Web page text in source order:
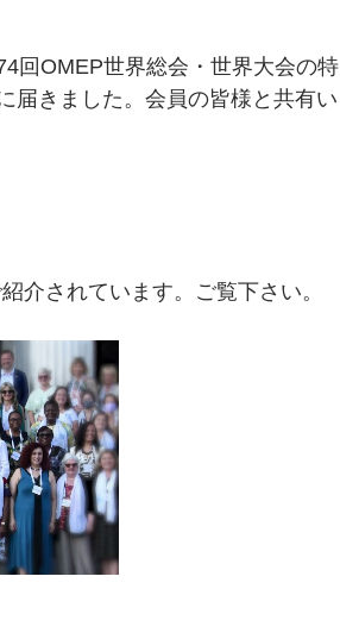
回OMEP世界総会・世界大会の特
届きました。会員の皆様と共有い
介されています。ご覧下さい。